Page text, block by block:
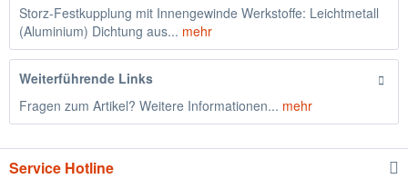
Storz-Festkupplung mit Innengewinde Werkstoffe: Leichtmetall
(Aluminium) Dichtung aus... mehr
Weiterführende Links
Fragen zum Artikel? Weitere Informationen... mehr
Service Hotline